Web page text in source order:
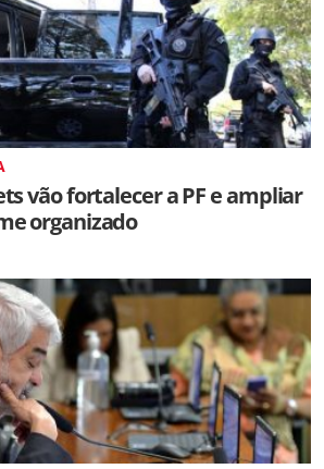
vão fortalecer a PF e ampliar
organizado